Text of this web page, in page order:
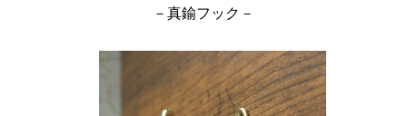
－真鍮フック－